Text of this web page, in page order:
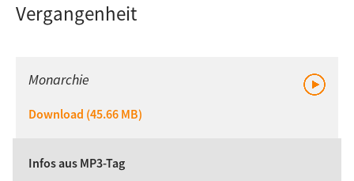
Vergangenheit
Monarchie
Download (45.66 MB)
Infos aus MP3-Tag